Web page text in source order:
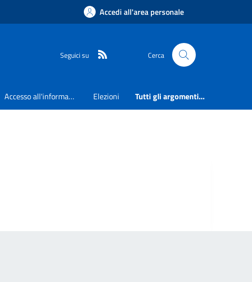
Accedi all'area personale
Seguici su Cerca
Accesso all'informazione Elezioni Tutti gli argomenti...